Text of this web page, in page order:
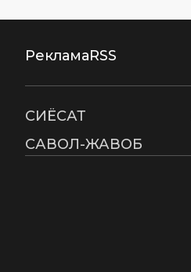
РекламаRSS
СИËСАТ
САВОЛ-ЖАВОБ